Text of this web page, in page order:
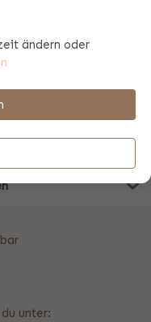
unter:
ändern oder